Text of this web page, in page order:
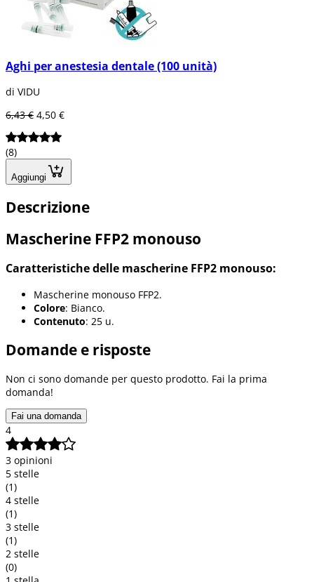
Aghi per anestesia dentale (100 unità)
di VIDU
6,43 € 4,50 €
(8)
Aggiungi
Descrizione
Mascherine FFP2 monouso
Caratteristiche delle mascherine FFP2 monouso:
Mascherine monouso FFP2.
Colore: Bianco.
Contenuto: 25 u.
Domande e risposte
Non ci sono domande per questo prodotto. Fai la prima
domanda!
Fai una domanda
4
3 opinioni
5 stelle
(1)
4 stelle
(1)
3 stelle
(1)
2 stelle
(0)